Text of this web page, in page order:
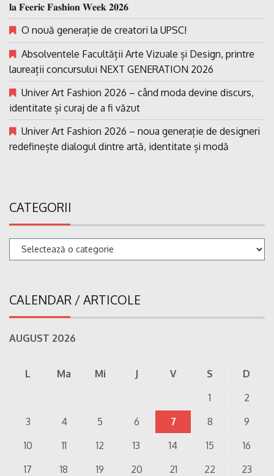
𝐥𝐚 𝐅𝐞𝐞𝐫𝐢𝐜 𝐅𝐚𝐬𝐡𝐢𝐨𝐧 𝐖𝐞𝐞𝐤 𝟐𝟎𝟐𝟔
O nouă generație de creatori la UPSC!
Absolventele Facultății Arte Vizuale și Design, printre
laureații concursului NEXT GENERATION 2026
Univer Art Fashion 2026 – când moda devine discurs,
identitate și curaj de a fi văzut
Univer Art Fashion 2026 – noua generație de designeri
redefinește dialogul dintre artă, identitate și modă
CATEGORII
Categorii
CALENDAR / ARTICOLE
AUGUST 2026
L Ma Mi J V S
D
1
2
3
4 5 6 7 8
9
10
11 12 13 14 15
16
17
18 19 20 21 22
23